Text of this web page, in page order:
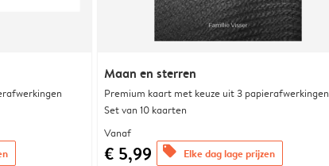
Maan en sterren
Premium kaart met keuze uit 3 papierafwerkingen
Set van 10 kaarten
Vanaf
€ 5,99 offers Elke dag lage prijzen